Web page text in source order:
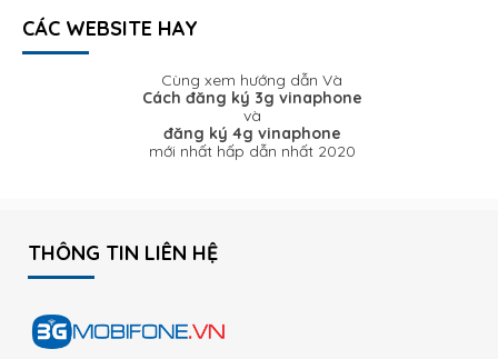
CÁC WEBSITE HAY
Cùng xem hướng dẫn Và
Cách đăng ký 3g vinaphone
và
đăng ký 4g vinaphone
mới nhất hấp dẫn nhất 2020
THÔNG TIN LIÊN HỆ